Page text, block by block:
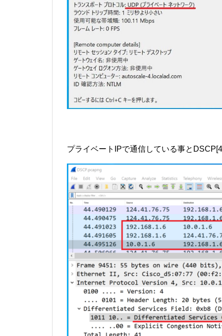
プライベートIPで通信している事と